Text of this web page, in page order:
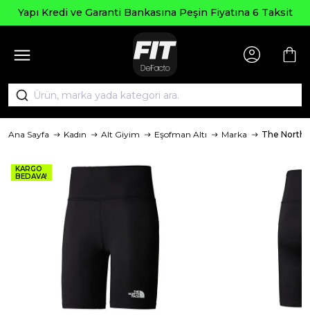
Yapı Kredi ve Garanti Bankasına Peşin Fiyatına 6 Taksit
Ana Sayfa Kadın Alt Giyim Eşofman Altı Marka The North
KARGO
BEDAVA!